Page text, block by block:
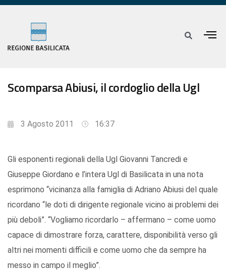
Scomparsa Abiusi, il cordoglio della Ugl
3 Agosto 2011 16:37
Gli esponenti regionali della Ugl Giovanni Tancredi e
Giuseppe Giordano e l’intera Ugl di Basilicata in una nota
esprimono “vicinanza alla famiglia di Adriano Abiusi del quale
ricordano “le doti di dirigente regionale vicino ai problemi dei
più deboli”. “Vogliamo ricordarlo – affermano – come uomo
capace di dimostrare forza, carattere, disponibilità verso gli
altri nei momenti difficili e come uomo che da sempre ha
messo in campo il meglio”.